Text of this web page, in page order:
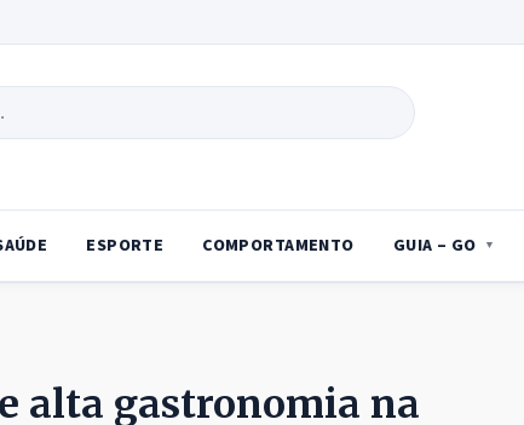
ESPORTE COMPORTAMENTO GUIA – GO
alta gastronomia na